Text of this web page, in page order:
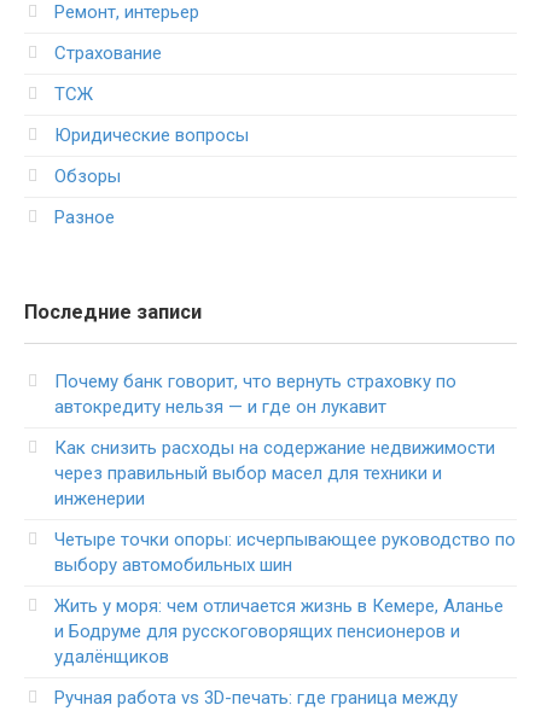
Ремонт, интерьер
Страхование
ТСЖ
Юридические вопросы
Обзоры
Разное
Последние записи
Почему банк говорит, что вернуть страховку по
автокредиту нельзя — и где он лукавит
Как снизить расходы на содержание недвижимости
через правильный выбор масел для техники и
инженерии
Четыре точки опоры: исчерпывающее руководство по
выбору автомобильных шин
Жить у моря: чем отличается жизнь в Кемере, Аланье
и Бодруме для русскоговорящих пенсионеров и
удалёнщиков
Ручная работа vs 3D-печать: где граница между